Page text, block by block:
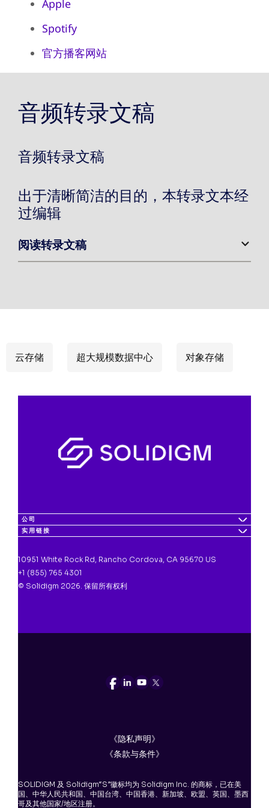
Apple
Spotify
官方播客网站
音频转录文稿
音频转录文稿
出于清晰简洁的目的，本转录文本经
过编辑
阅读转录文稿
云存储 超大规模数据中心 对象存储
公司
实用链接
10951 White Rock Rd, Rancho Cordova, CA 95670 US
+1 (855) 765 4301
© Solidigm 2026. 保留所有权利
《隐私声明》
《条款与条件》
SOLIDIGM 及 Solidigm“S”徽标均为 Solidigm Inc. 的商标，已在美
国、中华人民共和国、中国台湾、中国香港、新加坡、欧盟、英国、墨西
哥及其他国家/地区注册。